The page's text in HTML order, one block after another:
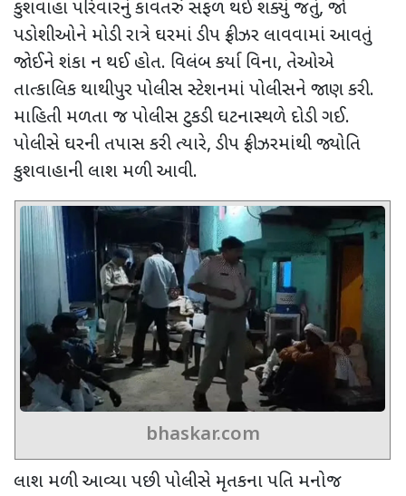
કુશવાહા પરિવારનું કાવતરું સફળ થઈ શક્યું જતું, જો
પડોશીઓને મોડી રાત્રે ઘરમાં ડીપ ફ્રીઝર લાવવામાં આવતું
જોઈને શંકા ન થઈ હોત. વિલંબ કર્યા વિના, તેઓએ
તાત્કાલિક થાથીપુર પોલીસ સ્ટેશનમાં પોલીસને જાણ કરી.
માહિતી મળતા જપોલીસ ટુકડી ઘટનાસ્થળે દોડી ગઈ.
પોલીસે ઘરની તપાસ કરી ત્યારે, ડીપ ફ્રીઝરમાંથી જ્યોતિ
કુશવાહાની લાશ મળી આવી.
bhaskar.com
લાશ મળી આવ્યા પછીપોલીસે મૃતકના પતિ મનોજ